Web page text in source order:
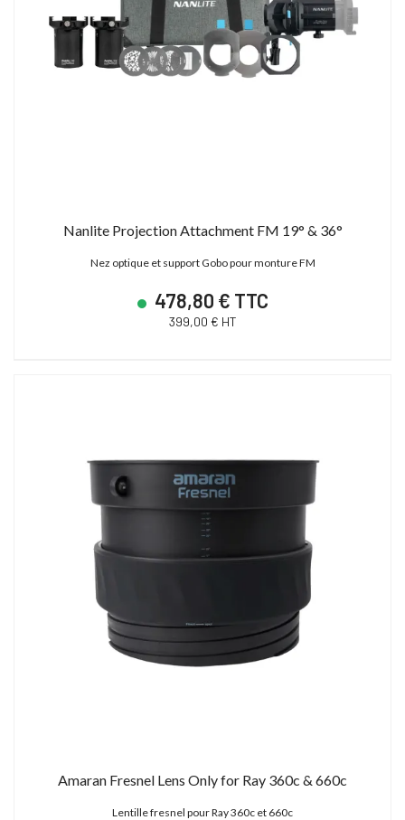
Nanlite Projection Attachment FM 19° & 36°
Nez optique et support Gobo pour monture FM
478,80 € TTC
399,00 € HT
Amaran Fresnel Lens Only for Ray 360c & 660c
Lentille fresnel pour Ray 360c et 660c